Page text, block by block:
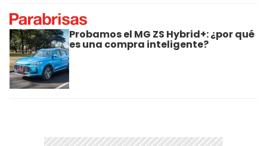
Probamos el MG ZS Hybrid+: ¿por qué
es una compra inteligente?